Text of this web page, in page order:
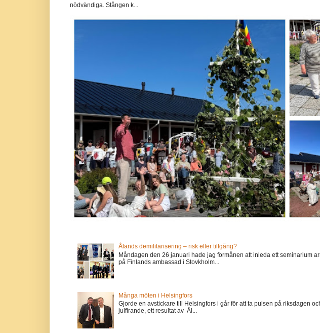
nödvändiga. Stången k...
Ålands demilitarisering – risk eller tillgång?
Måndagen den 26 januari hade jag förmånen att inleda ett seminarium
på Finlands ambassad i Stovkholm...
Många möten i Helsingfors
Gjorde en avstickare till Helsingfors i går för att ta pulsen på riksdagen
julfirande, ett resultat av Ål...